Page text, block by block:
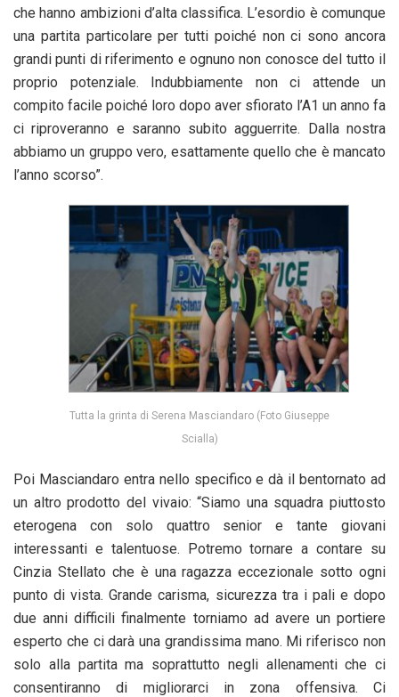
che hanno ambizioni d’alta classifica. L’esordio è comunque
una partita particolare per tutti poiché non ci sono ancora
grandi punti di riferimento e ognuno non conosce del tutto il
proprio potenziale. Indubbiamente non ci attende un
compito facile poiché loro dopo aver sfiorato l’A1 un anno fa
ci riproveranno e saranno subito agguerrite. Dalla nostra
abbiamo un gruppo vero, esattamente quello che è mancato
l’anno scorso”.
Tutta la grinta di Serena Masciandaro (Foto Giuseppe
Scialla)
Poi Masciandaro entra nello specifico e dà il bentornato ad
un altro prodotto del vivaio: “Siamo una squadra piuttosto
eterogena con solo quattro senior e tante giovani
interessanti e talentuose. Potremo tornare a contare su
Cinzia Stellato che è una ragazza eccezionale sotto ogni
punto di vista. Grande carisma, sicurezza tra i pali e dopo
due anni difficili finalmente torniamo ad avere un portiere
esperto che ci darà una grandissima mano. Mi riferisco non
solo alla partita ma soprattutto negli allenamenti che ci
consentiranno di migliorarci in zona offensiva. Ci